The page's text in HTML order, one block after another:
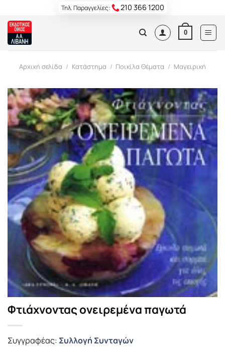
content
Τηλ. Παραγγελίες: 210 366 1200
0
Αρχική σελίδα / Κατάστημα / Ποικίλα Θέματα / Μαγειρική
Φτιάχνοντας ονειρεμένα παγωτά
Συγγραφέας: Συλλογή Συνταγών